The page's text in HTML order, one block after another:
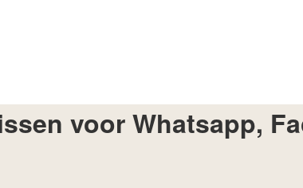
voor Whatsapp,